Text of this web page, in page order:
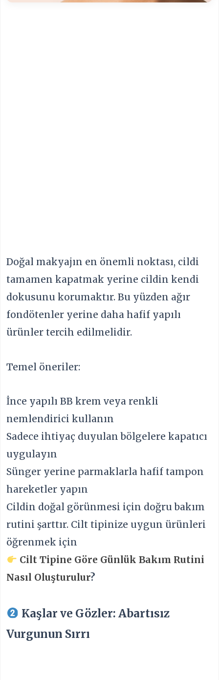
Doğal makyajın en önemli noktası, cildi
tamamen kapatmak yerine cildin kendi
dokusunu korumaktır. Bu yüzden ağır
fondötenler yerine daha hafif yapılı
ürünler tercih edilmelidir.
Temel öneriler:
İnce yapılı BB krem veya renkli
nemlendirici kullanın
Sadece ihtiyaç duyulan bölgelere kapatıcı
uygulayın
Sünger yerine parmaklarla hafif tampon
hareketler yapın
Cildin doğal görünmesi için doğru bakım
rutini şarttır. Cilt tipinize uygun ürünleri
öğrenmek için
Cilt Tipine Göre Günlük Bakım Rutini
Nasıl Oluşturulur?
Kaşlar ve Gözler: Abartısız
Vurgunun Sırrı